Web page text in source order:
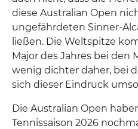
diese Australian Open
ungefährdeten Sinner-
ließen. Die Weltspitze
Major des Jahres bei den
wenig dichter daher, bei
sich dieser Eindruck
Die Australian Open
Tennissaison 2026